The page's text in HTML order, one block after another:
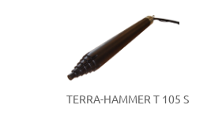
TERRA-HAMMER T 105 S